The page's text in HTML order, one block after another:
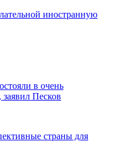
иностранную
в очень
Песков
страны для